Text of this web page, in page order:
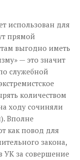
использован для
прямой
выгодно иметь
— это значит
служебной
количеством
ходу сочиняли
Вполне
как повод для
закона,
УК за совершение